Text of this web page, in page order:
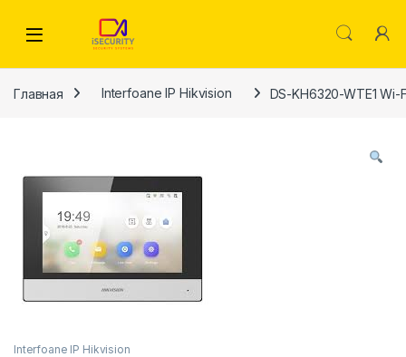
Главная Interfoane IP Hikvision DS-KH6320-WTE1 Wi-
Interfoane IP Hikvision